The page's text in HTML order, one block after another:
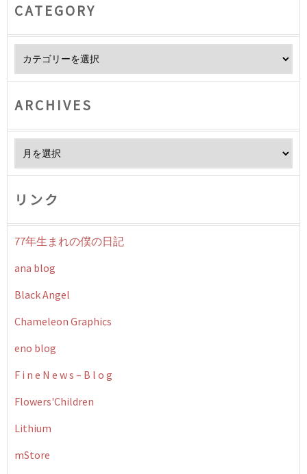
CATEGORY
ARCHIVES
リンク
77年生まれの僕の日記
ana blog
Black Angel
Chameleon Graphics
eno blog
F i n e N e w s – B l o g
Flowers'Children
Lithium
mStore